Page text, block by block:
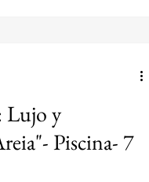
VISTA
Lujo y
Piscina- 7